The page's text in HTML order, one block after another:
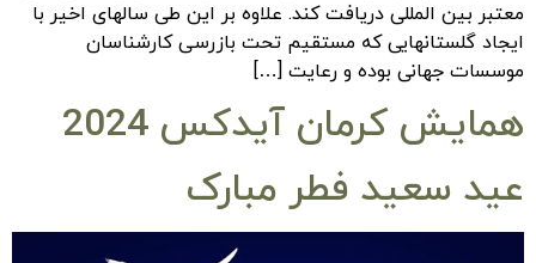
معتبر بین المللی دریافت کند. علاوه بر این طی سالهای اخیر با
ایجاد گلستانهایی که مستقیم تحت بازرسی کارشناسان
موسسات جهانی بوده و رعایت […]
همایش کرمان آیدکس 2024
عید سعید فطر مبارک